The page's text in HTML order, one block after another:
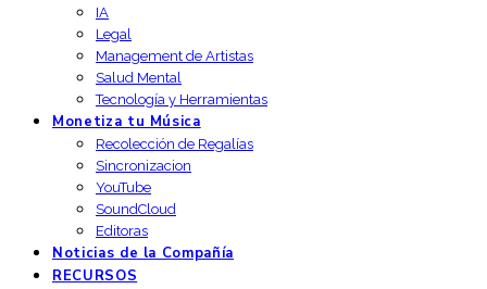
IA
Legal
Management de Artistas
Salud Mental
Tecnología y Herramientas
Monetiza tu Música
Recolección de Regalías
Sincronizacion
YouTube
SoundCloud
Editoras
Noticias de la Compañía
RECURSOS